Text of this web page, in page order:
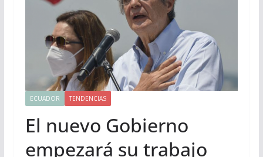
ECUADOR TENDENCIAS
El nuevo Gobierno
empezará su trabajo